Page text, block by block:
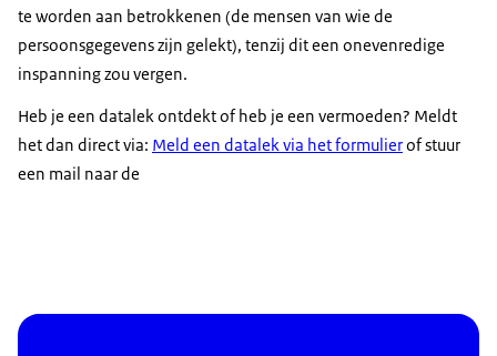
te worden aan betrokkenen (de mensen van wie de
persoonsgegevens zijn gelekt), tenzij dit een onevenredige
inspanning zou vergen.
Heb je een datalek ontdekt of heb je een vermoeden? Meldt
het dan direct via: Meld een datalek via het formulierof stuur
een mail naar de